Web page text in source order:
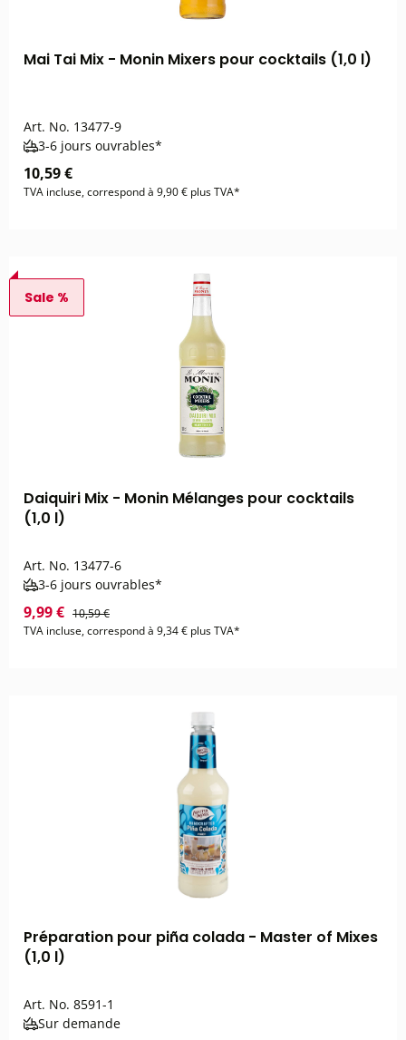
Mai Tai Mix - Monin Mixers pour cocktails (1,0 l)
Art. No. 13477-9
3-6 jours ouvrables*
10,59 €
TVA incluse, correspond à 9,90 € plus TVA*
Sale %
Daiquiri Mix - Monin Mélanges pour cocktails
(1,0 l)
Art. No. 13477-6
3-6 jours ouvrables*
9,99 € 10,59 €
TVA incluse, correspond à 9,34 € plus TVA*
Préparation pour piña colada - Master of Mixes
(1,0 l)
Art. No. 8591-1
Sur demande